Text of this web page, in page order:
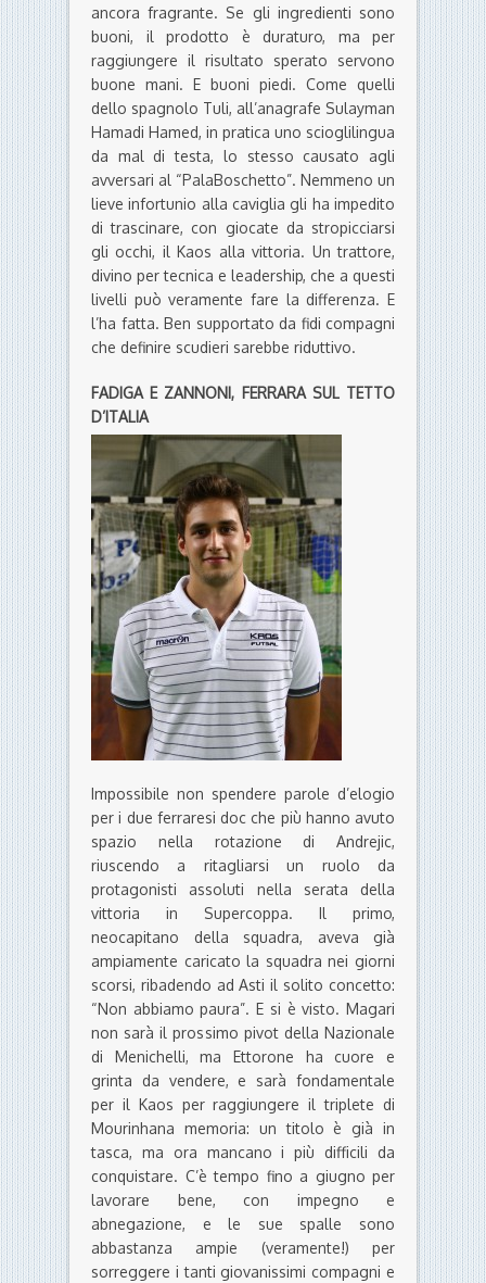
ancora fragrante. Se gli ingredienti sono
buoni, il prodotto è duraturo, ma per
raggiungere il risultato sperato servono
buone mani. E buoni piedi. Come quelli
dello spagnolo Tuli, all’anagrafe Sulayman
Hamadi Hamed, in pratica uno scioglilingua
da mal di testa, lo stesso causato agli
avversari al “PalaBoschetto”. Nemmeno un
lieve infortunio alla caviglia gli ha impedito
di trascinare, con giocate da stropicciarsi
gli occhi, il Kaos alla vittoria. Un trattore,
divino per tecnica e leadership, che a questi
livelli può veramente fare la differenza. E
l’ha fatta. Ben supportato da fidi compagni
che definire scudieri sarebbe riduttivo.
FADIGA E ZANNONI, FERRARA SUL TETTO
D’ITALIA
Impossibile non spendere parole d’elogio
per i due ferraresi doc che più hanno avuto
spazio nella rotazione di Andrejic,
riuscendo a ritagliarsi un ruolo da
protagonisti assoluti nella serata della
vittoria in Supercoppa. Il primo,
neocapitano della squadra, aveva già
ampiamente caricato la squadra nei giorni
scorsi, ribadendo ad Asti il solito concetto:
“Non abbiamo paura”. E si è visto. Magari
non sarà il prossimo pivot della Nazionale
di Menichelli, ma Ettorone ha cuore e
grinta da vendere, e sarà fondamentale
per il Kaos per raggiungere il triplete di
Mourinhana memoria: un titolo è già in
tasca, ma ora mancano i più difficili da
conquistare. C’è tempo fino a giugno per
lavorare bene, con impegno e
abnegazione, e le sue spalle sono
abbastanza ampie (veramente!) per
sorreggere i tanti giovanissimi compagni e